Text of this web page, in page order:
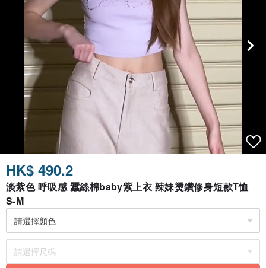
HK$ 490.2
淡紫色 呼吸感 蠶絲棉baby紫上衣 辣妹燙鑽修身短款T恤
S-M